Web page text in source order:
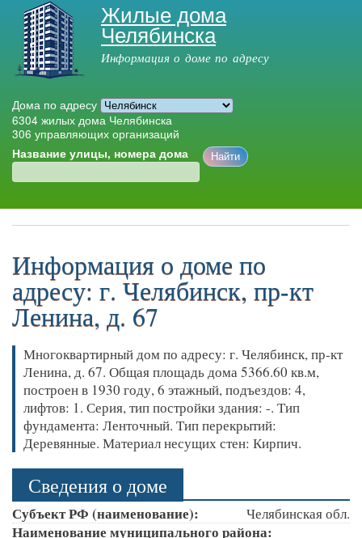
Перейти к
основному
содержанию
Жилые дома
Челябинска
Информация о доме по адресу
Дома по адресу
6304 жилых дома Челябинска
306 управляющих организаций
Название улицы, номера дома
Главное меню
Информация о доме по
адресу: г. Челябинск, пр-кт
Ленина, д. 67
Многоквартирный дом по адресу: г. Челябинск, пр-кт
Ленина, д. 67. Общая площадь дома 5366.60 кв.м,
построен в 1930 году, 6 этажный, подъездов: 4,
лифтов: 1. Серия, тип постройки здания: -. Тип
фундамента: Ленточный. Тип перекрытий:
Деревянные. Материал несущих стен: Кирпич.
Сведения о доме
Субъект РФ (наименование): Челябинская обл.
Наименование муниципального района: